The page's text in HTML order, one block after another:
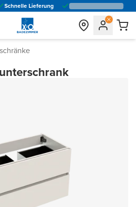
Schnelle Lieferung